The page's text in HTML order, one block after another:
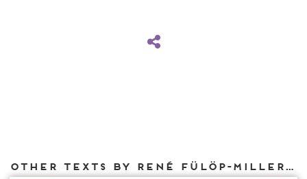
Other texts by René Fülöp-Miller for DIAPHANES